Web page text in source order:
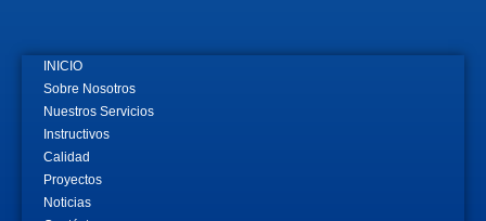
INICIO
Sobre Nosotros
Nuestros Servicios
Instructivos
Calidad
Proyectos
Noticias